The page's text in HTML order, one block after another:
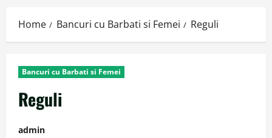
Home Bancuri cu Barbati si Femei Reguli
Bancuri cu Barbati si Femei
Reguli
admin